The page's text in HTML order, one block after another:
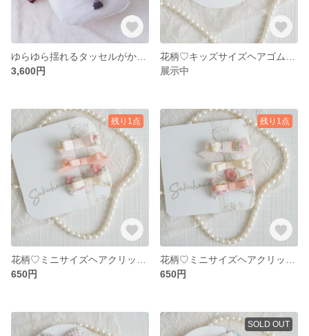
3,600円
展示中
残り1点
650円
残り1点
650円
SOLD OUT